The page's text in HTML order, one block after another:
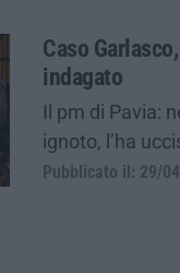
Caso
indagato
Il pm di Pavia:
ignoto, l’ha
Pubblicato il: 29/